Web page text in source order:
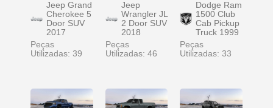
Jeep Grand
Cherokee 5
Door SUV
2017
Peças
Utilizadas: 39
Jeep
Wrangler JL
2 Door SUV
2018
Peças
Utilizadas: 46
Dodge Ram
1500 Club
Cab Pickup
Truck 1999
Peças
Utilizadas: 33